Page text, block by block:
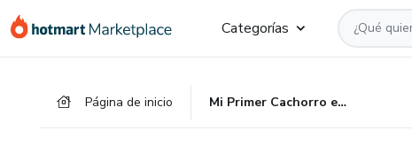
Categorías
Página de inicio Mi Primer Cachorro en Familia .